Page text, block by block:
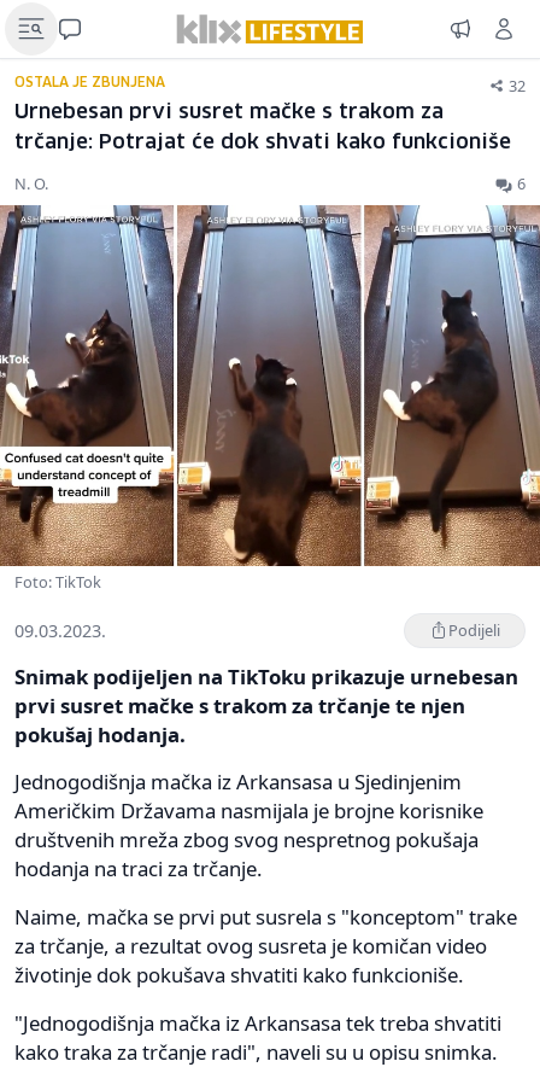
OSTALA JE ZBUNJENA 32
Urnebesan prvi susret mačke s trakom za
trčanje: Potrajat će dok shvati kako funkcioniše
N. O. 6
Foto: TikTok
09.03.2023. Podijeli
Snimak podijeljen na TikToku prikazuje urnebesan
prvi susret mačke s trakom za trčanje te njen
pokušaj hodanja.
Jednogodišnja mačka iz Arkansasa u Sjedinjenim
Američkim Državama nasmijala je brojne korisnike
društvenih mreža zbog svog nespretnog pokušaja
hodanja na traci za trčanje.
Naime, mačka se prvi put susrela s "konceptom" trake
za trčanje, a rezultat ovog susreta je komičan video
životinje dok pokušava shvatiti kako funkcioniše.
"Jednogodišnja mačka iz Arkansasa tek treba shvatiti
kako traka za trčanje radi", naveli su u opisu snimka.